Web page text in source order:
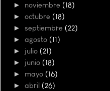
► noviembre (18)
► octubre (18)
► septiembre (22)
► agosto (11)
► julio (21)
► junio (18)
► mayo (16)
► abril (26)